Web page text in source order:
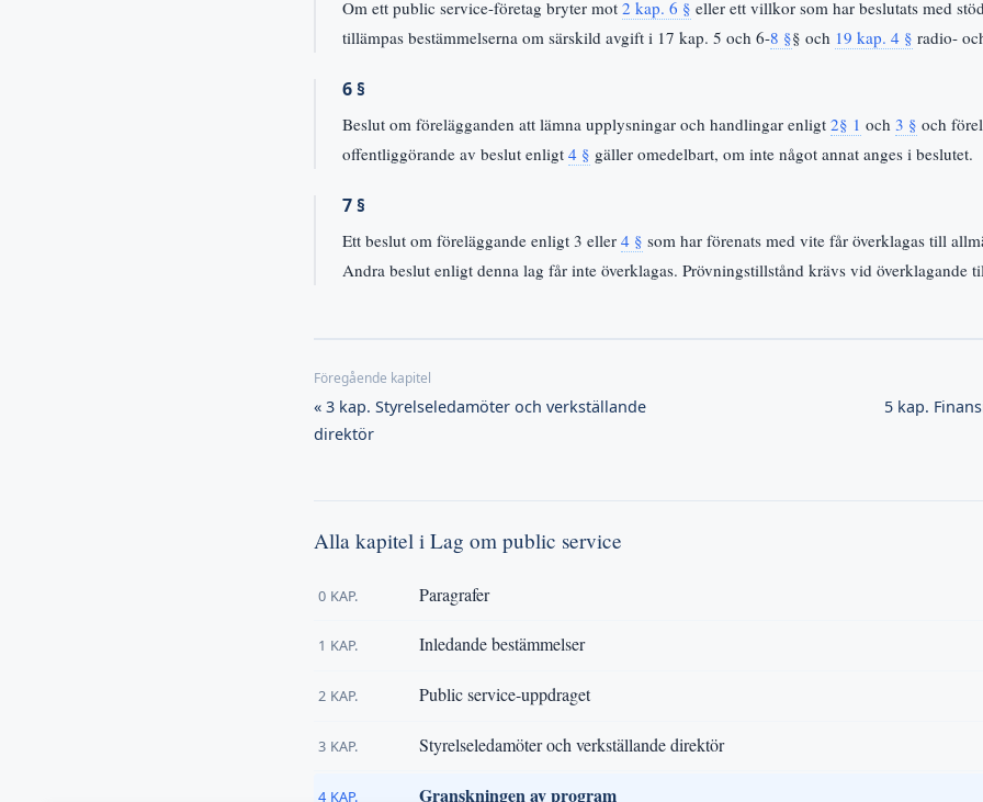
Om ett public service-företag bryter mot 2 kap. 6 § eller ett villkor som har beslutats med
tillämpas bestämmelserna om särskild avgift i 17 kap. 5 och 6-8 §§ och 19 kap. 4 § radio-
6 §
Beslut om förelägganden att lämna upplysningar och handlingar enligt 2§ 1 och 3 § och
offentliggörande av beslut enligt 4 § gäller omedelbart, om inte något annat anges i beslutet.
7 §
Ett beslut om föreläggande enligt 3 eller 4 § som har förenats med vite får överklagas till
Andra beslut enligt denna lag får inte överklagas. Prövningstillstånd krävs vid överklagande
« 3 kap. Styrelseledamöter och verkställande
direktör
5 kap.
Alla kapitel i Lag om public service
0 KAP. Paragrafer
1 KAP. Inledande bestämmelser
2 KAP. Public service-uppdraget
3 KAP. Styrelseledamöter och verkställande direktör
4 KAP. Granskningen av program